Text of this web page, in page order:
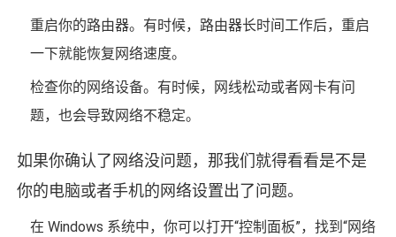
重启你的路由器。有时候，路由器长时间工作后，重启
一下就能恢复网络速度。
检查你的网络设备。有时候，网线松动或者网卡有问
题，也会导致网络不稳定。
如果你确认了网络没问题，那我们就得看看是不是
你的电脑或者手机的网络设置出了问题。
在 Windows 系统中，你可以打开“控制面板”，找到“网络